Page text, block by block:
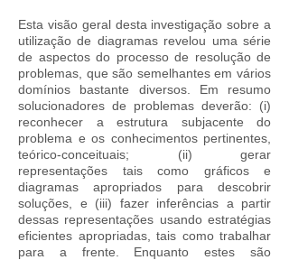
Esta visão geral desta investigação sobre a
utilização de diagramas revelou uma série
de aspectos do processo de resolução de
problemas, que são semelhantes em vários
domínios bastante diversos. Em resumo
solucionadores de problemas deverão: (i)
reconhecer a estrutura subjacente do
problema e os conhecimentos pertinentes,
teórico-conceituais; (ii) gerar
representações tais como gráficos e
diagramas apropriados para descobrir
soluções, e (iii) fazer inferências a partir
dessas representações usando estratégias
eficientes apropriadas, tais como trabalhar
para a frente. Enquanto estes são